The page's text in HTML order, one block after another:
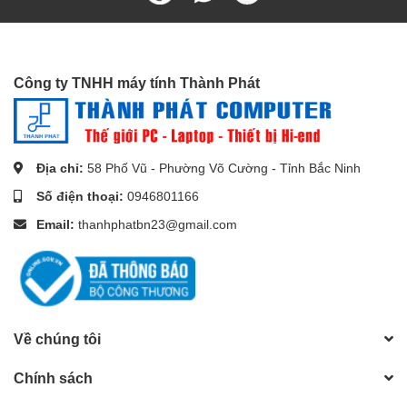
Công ty TNHH máy tính Thành Phát
Địa chỉ: 58 Phố Vũ - Phường Võ Cường - Tỉnh Bắc Ninh
Số điện thoại: 0946801166
Email: thanhphatbn23@gmail.com
Về chúng tôi
Chính sách